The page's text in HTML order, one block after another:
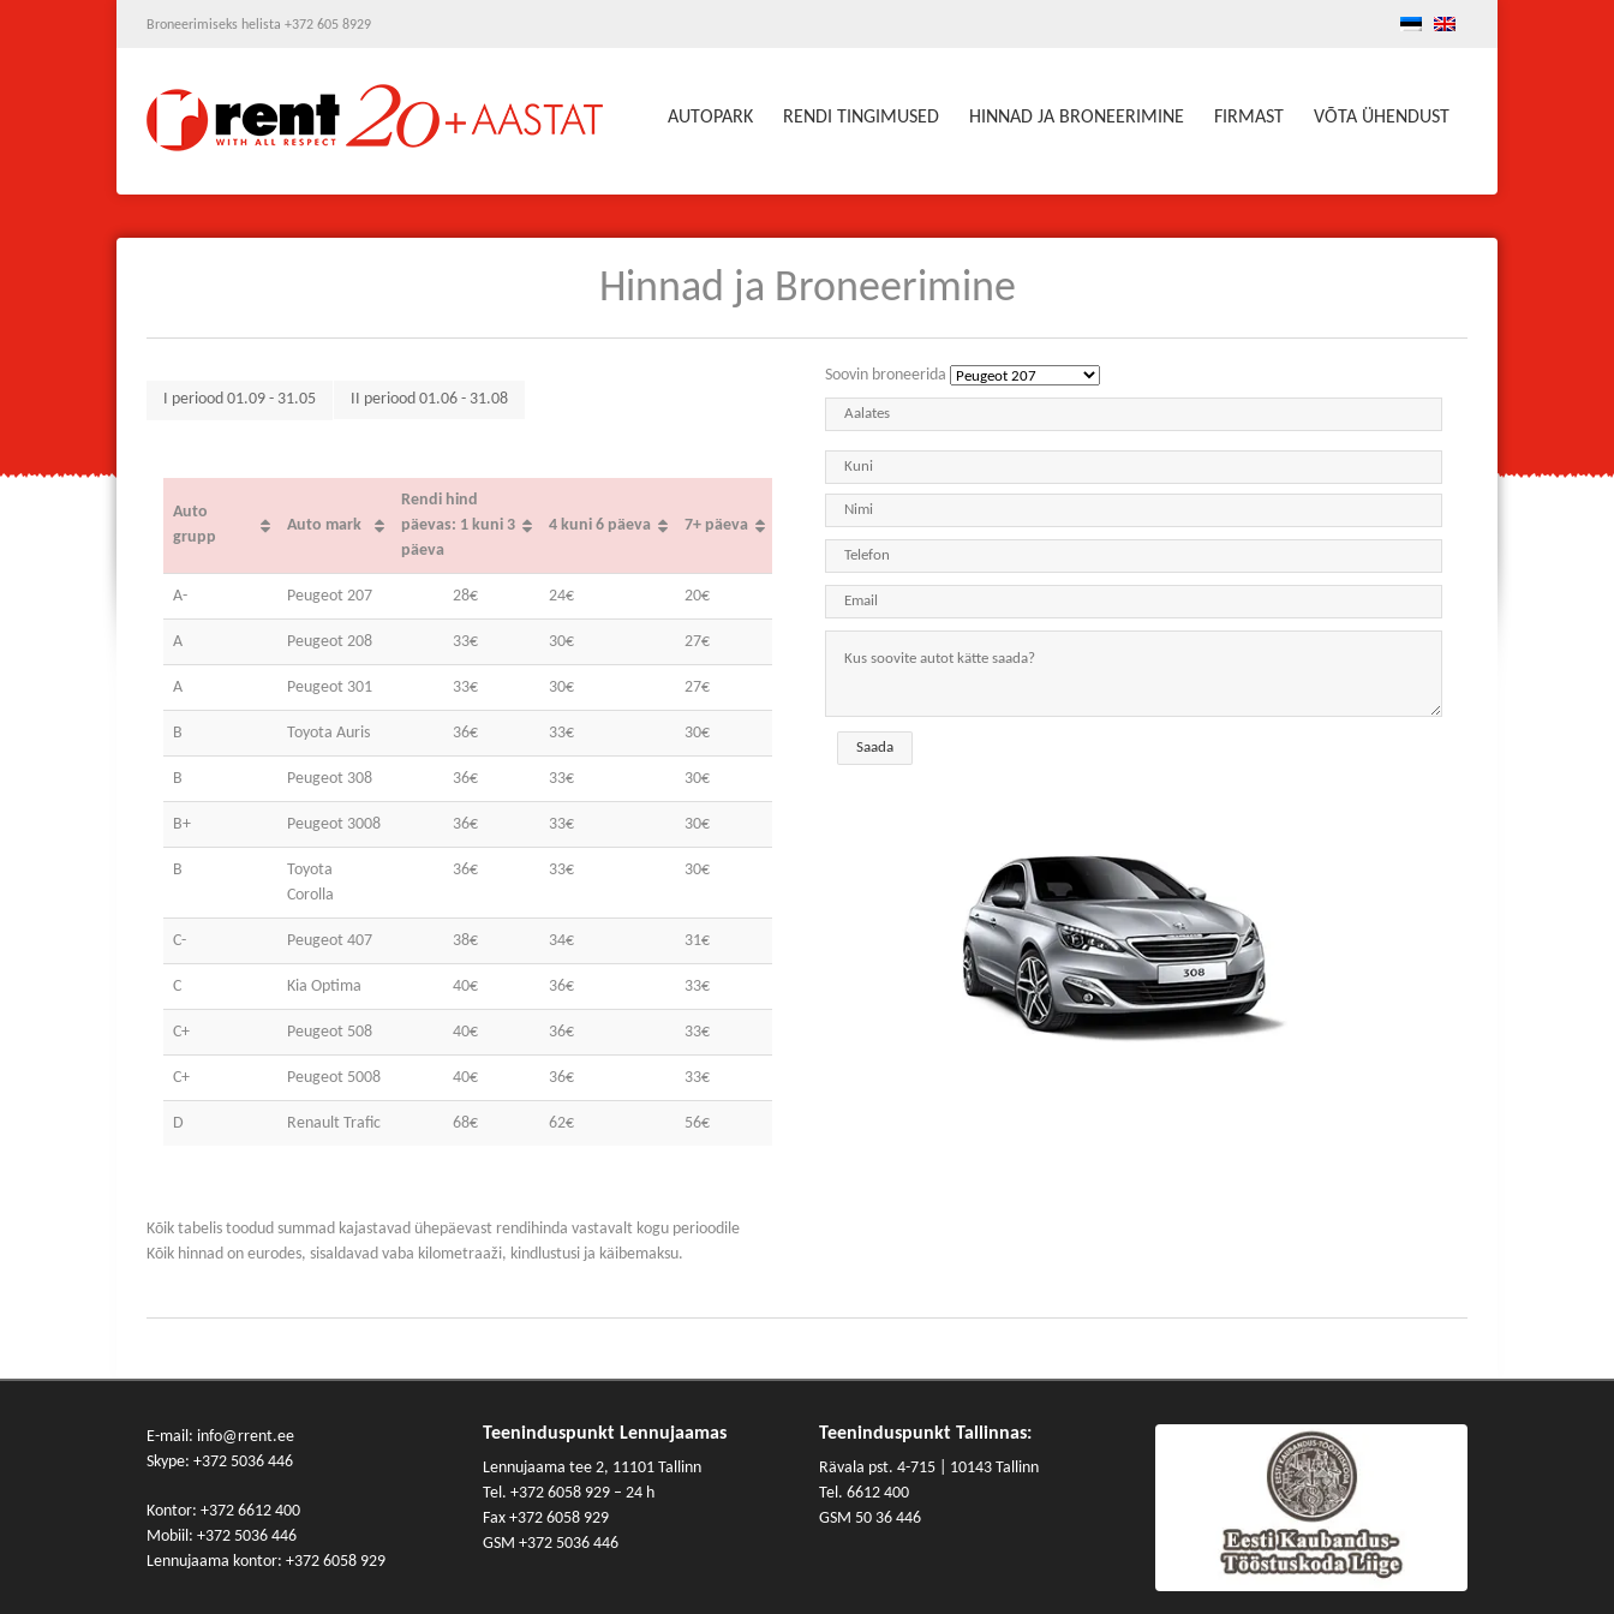
Broneerimiseks helista +372 605 8929
AUTOPARK RENDI TINGIMUSED HINNAD JA BRONEERIMINE FIRMAST VÕTA ÜHENDUST
Hinnad ja Broneerimine
I periood 01.09 - 31.05 II periood 01.06 - 31.08
Auto
grupp
Auto mark
Rendi hind
päevas: 1 kuni 3
päeva
4 kuni 6 päeva 7+ päeva
A- Peugeot 207 28€ 24€ 20€
A Peugeot 208 33€ 30€ 27€
A Peugeot 301 33€ 30€ 27€
B Toyota Auris 36€ 33€ 30€
B Peugeot 308 36€ 33€ 30€
B+ Peugeot 3008 36€ 33€ 30€
B
Toyota
Corolla
36€ 33€ 30€
C- Peugeot 407 38€ 34€ 31€
C Kia Optima 40€ 36€ 33€
C+ Peugeot 508 40€ 36€ 33€
C+ Peugeot 5008 40€ 36€ 33€
D Renault Trafic 68€ 62€ 56€
Kõik tabelis toodud summad kajastavad ühepäevast rendihinda vastavalt kogu perioodile
Kõik hinnad on eurodes, sisaldavad vaba kilometraaži, kindlustusi ja käibemaksu.
Soovin broneerida
E-mail: info@rrent.ee
Skype: +372 5036 446
Kontor: +372 6612 400
Mobiil: +372 5036 446
Lennujaama kontor: +372 6058 929
Teeninduspunkt Lennujaamas
Lennujaama tee 2, 11101 Tallinn
Tel. +372 6058 929 – 24 h
Fax +372 6058 929
GSM +372 5036 446
Teeninduspunkt Tallinnas:
Rävala pst. 4-715 | 10143 Tallinn
Tel. 6612 400
GSM 50 36 446